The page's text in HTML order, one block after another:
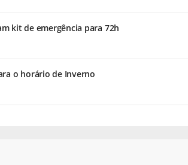
kit de emergência para 72h
o horário de Inverno